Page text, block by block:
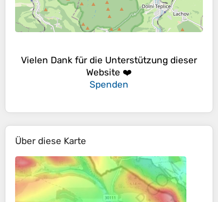
Vielen Dank für die Unterstützung dieser
Website ❤️
Spenden
Über diese Karte